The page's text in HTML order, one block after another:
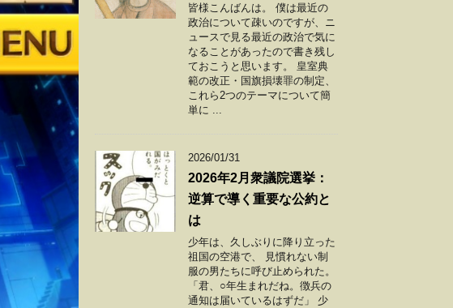
皆様こんばんは。 僕は最近の
政治について疎いのですが、ニ
ュースで見る最近の政治で気に
なることがあったので書き残し
ておこうと思います。 皇室典
範の改正・国旗損壊罪の制定、
これら2つのテーマについて簡
単に ...
2026/01/31
2026年2月衆議院選挙：
逆算で導く重要な公約と
は
少年は、久しぶりに降り立った
祖国の空港で、 見慣れない制
服の男たちに呼び止められた。
「君、○年生まれだね。徴兵の
通知は届いているはずだ」 少